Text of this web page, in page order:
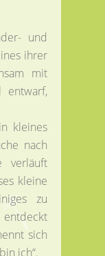
und
ihrer
mit
entwarf,
kleines
nach
verläuft
kleine
zu
sich
ich“.